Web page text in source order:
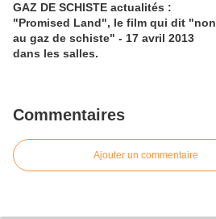
GAZ DE SCHISTE actualités :
"Promised Land", le film qui dit "non
au gaz de schiste" - 17 avril 2013
dans les salles.
Commentaires
Ajouter un commentaire